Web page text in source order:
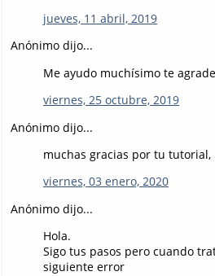
jueves, 11 abril, 2019
Anónimo dijo...
Me ayudo muchísimo te
viernes, 25 octubre, 2019
Anónimo dijo...
muchas gracias por tu
viernes, 03 enero, 2020
Anónimo dijo...
Hola.
Sigo tus pasos pero cuando
siguiente error